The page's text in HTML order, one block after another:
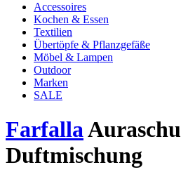
Accessoires
Kochen & Essen
Textilien
Übertöpfe & Pflanzgefäße
Möbel & Lampen
Outdoor
Marken
SALE
Farfalla
Duftmischung